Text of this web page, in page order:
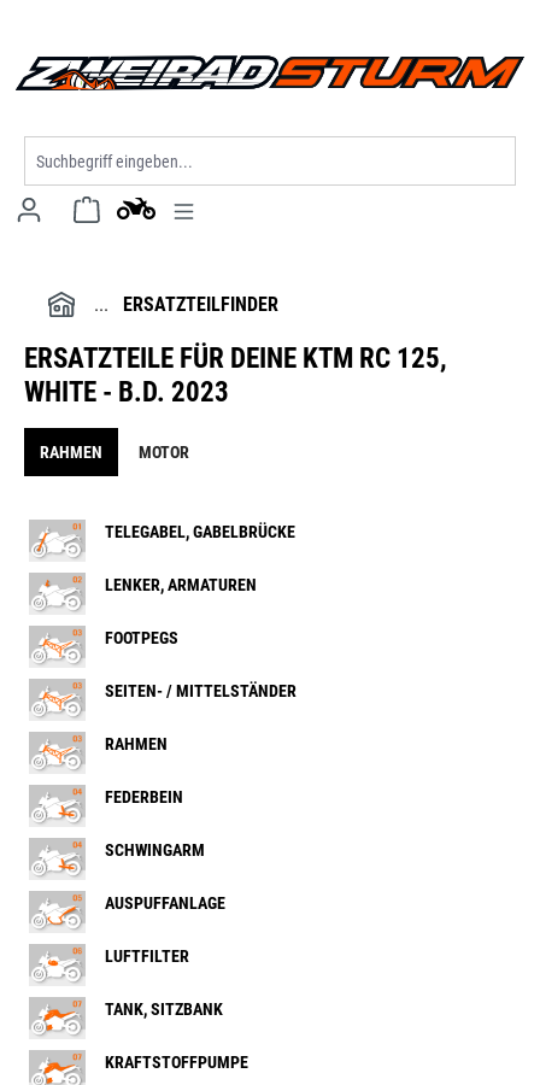
ERSATZTEILFINDER
ERSATZTEILE FÜR DEINE KTM RC 125,
WHITE - B.D. 2023
RAHMEN MOTOR
TELEGABEL, GABELBRÜCKE
LENKER, ARMATUREN
FOOTPEGS
SEITEN- / MITTELSTÄNDER
RAHMEN
FEDERBEIN
SCHWINGARM
AUSPUFFANLAGE
LUFTFILTER
TANK, SITZBANK
KRAFTSTOFFPUMPE